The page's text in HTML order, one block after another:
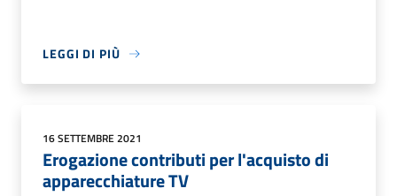
LEGGI DI PIÙ
16 SETTEMBRE 2021
Erogazione contributi per l'acquisto di
apparecchiature TV